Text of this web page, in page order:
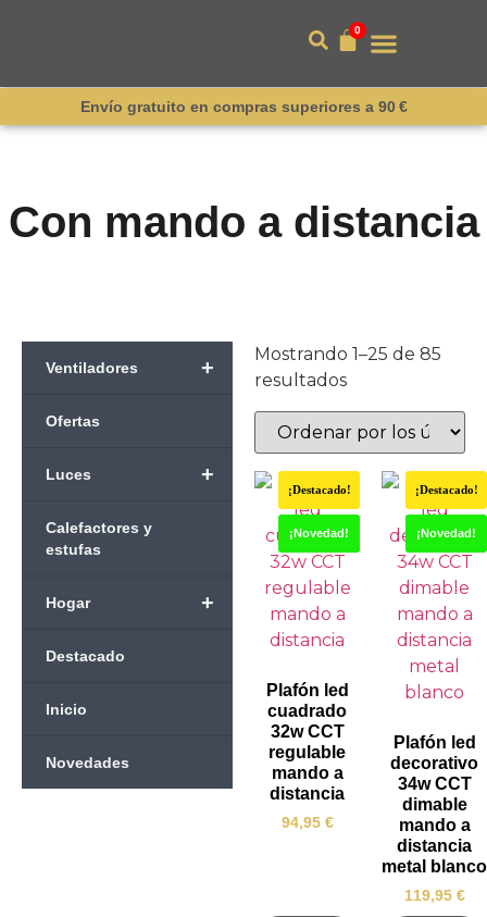
0
Envío gratuito en compras superiores a 90 €
Con mando a distancia
+
Ventiladores
Ofertas
+
Luces
Calefactores y
estufas
+
Hogar
Destacado
Inicio
Novedades
Mostrando 1–25 de 85
resultados
¡Destacado!
¡Novedad!
Plafón led
cuadrado
32w CCT
regulable
mando a
distancia
94,95 €
¡Destacado!
¡Novedad!
Plafón led
decorativo
34w CCT
dimable
mando a
distancia
metal blanco
119,95 €